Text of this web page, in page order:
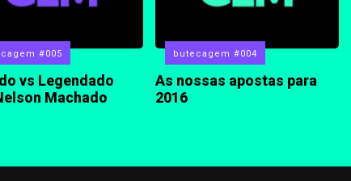
#005
vs Legendado
Machado
butecagem #004
As nossas apostas para
2016